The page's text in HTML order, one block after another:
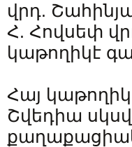
վրդ.
Հ. Հովսեփ
կաթողիկէ
Հայ
Շվեդիա